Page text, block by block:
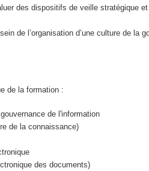
des dispositifs de veille stratégique
de l’organisation d’une culture de la
de la formation :
de l'information
de la connaissance)
des documents)